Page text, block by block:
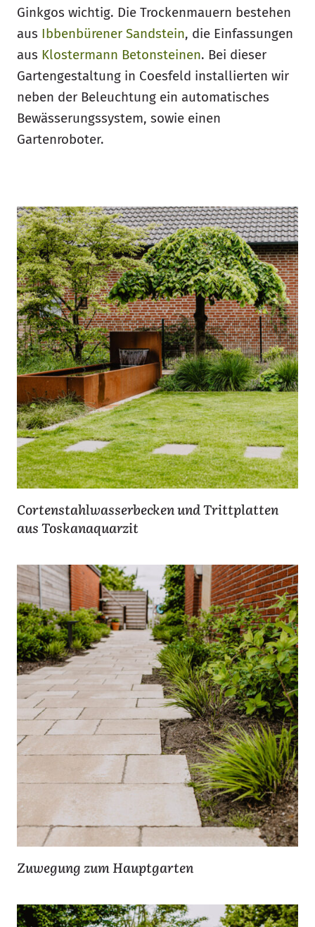
Ginkgos wichtig. Die Trockenmauern bestehen
aus Ibbenbürener Sandstein, die Einfassungen
aus Klostermann Betonsteinen. Bei dieser
Gartengestaltung in Coesfeld installierten wir
neben der Beleuchtung ein automatisches
Bewässerungssystem, sowie einen
Gartenroboter.
Cortenstahlwasserbecken und Trittplatten
aus Toskanaquarzit
Zuwegung zum Hauptgarten